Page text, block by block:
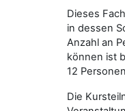
Dieses
in dessen
Anzahl an
können ist
12
Die